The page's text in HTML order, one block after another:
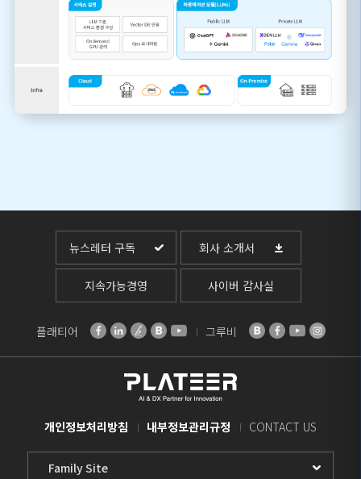
뉴스레터 구독 회사 소개서
지속가능경영 사이버 감사실
플래티어 그루비
개인정보처리방침 내부정보관리규정 CONTACT US